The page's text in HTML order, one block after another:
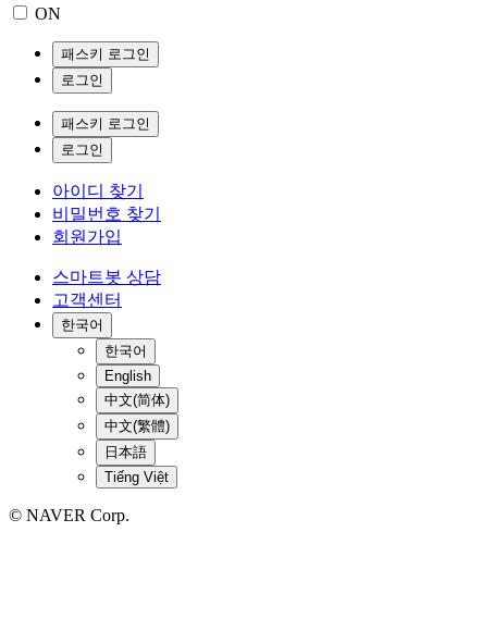
ON
패스키 로그인
로그인
패스키 로그인
로그인
아이디 찾기
비밀번호 찾기
회원가입
스마트봇 상담
고객센터
한국어
한국어
English
中文(简体)
中文(繁體)
日本語
Tiếng Việt
© NAVER Corp.